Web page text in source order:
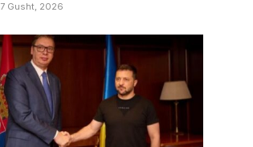
7 Gusht, 2026